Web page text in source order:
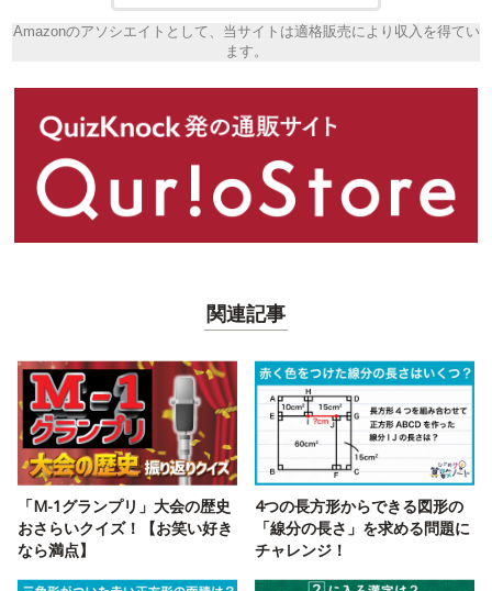
Amazonのアソシエイトとして、当サイトは適格販売により収入を得てい
ます。
関連記事
「M-1グランプリ」大会の歴史
おさらいクイズ！【お笑い好き
なら満点】
4つの長方形からできる図形の
「線分の長さ」を求める問題に
チャレンジ！